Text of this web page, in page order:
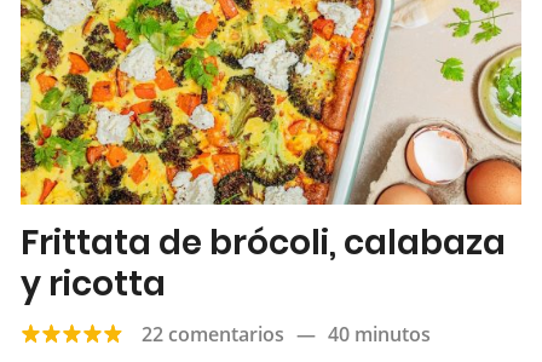
Frittata de brócoli, calabaza
y ricotta
22 comentarios — 40 minutos